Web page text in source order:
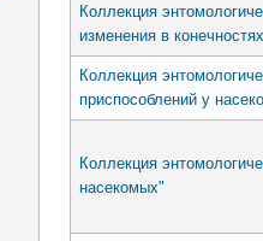
Коллекция
изменения в
Коллекция
приспособлений у
Коллекция
насекомых"